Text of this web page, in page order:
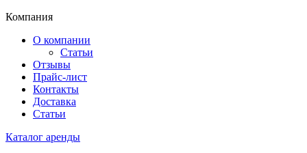
Компания
О компании
Статьи
Отзывы
Прайс-лист
Контакты
Доставка
Статьи
Каталог аренды